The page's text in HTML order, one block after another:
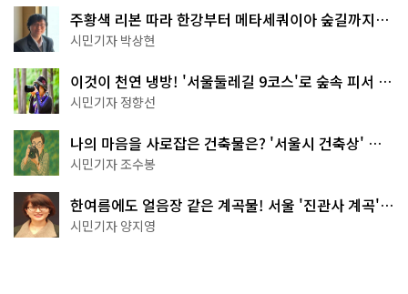
주황색 리본 따라 한강부터 메타세쿼이아 숲길까지…
서울둘레길 15코스
시민기자 박상현
이것이 천연 냉방! '서울둘레길 9코스'로 숲속 피서 떠
나볼까
시민기자 정향선
나의 마음을 사로잡은 건축물은? '서울시 건축상' 수
상작 공개!
시민기자 조수봉
한여름에도 얼음장 같은 계곡물! 서울 '진관사 계곡'이
천국이네~
시민기자 양지영